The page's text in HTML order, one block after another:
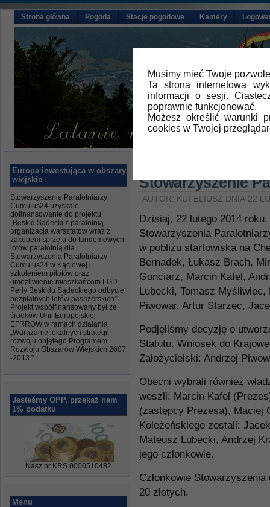
Musimy mieć Twoje
Ta strona internetowa
informacji o sesji.
poprawnie funkcjonować.
Możesz określić warunki
cookies w Twojej
Strona główna Pogoda Stacje pogodowe Kamery
Europa inwestująca w obszary
wiejskie
Stowarzyszenie Paralotniarzy
Cumulus24 uzyskało
dofinansowanie do projektu
„Beskid Sądecki z paralotnią –
organizacja warsztatów wraz z
zakupem sprzętu do tandemowych
lotów paralotnią dla
Stowarzyszenia Paralotniarzy
Cumulus24 w Kąclowej i
szkoleniem pilotów oraz
umożliwienie mieszkańcom LGD
Perły Beskidu Sądeckiego odbycie
bezpłatnych lotów pasażerskich”.
Projekt współfinansowany był ze
środków Unii Europejskiej
EFRROW w ramach działania
„Wdrażanie lokalnych strategii
rozwoju objętego Programem
Rozwoju Obszarów Wiejskich 2007
-2013.”
Jesteśmy OPP, przekaż nam
1% podatku
Nasz nr KRS 0000510482
Menu
Stowarzyszenie
AUTOR: KUFELIUSZ DNIA 22
Dzisiaj, 22 lutego 2014
Stowarzyszenia
w pobliżu startowiska na
Bernadek, Łukasz Brach,
Gonciarz, Marcin Kafel,
Lubecki, Tomasz
Piwowar, Artur Starzec,
Podjęliśmy decyzję o
Statutu. Wniosek do
Założycielski: Andrzej
Obecni wybrali również
weszli: Marcin Kafel
(zastępcy Prezesa), Maciej
Koleżeńskiego zostali:
Mateusz Lubecki, Andrzej
jego członkowie.
Członkowie
20 złotych.